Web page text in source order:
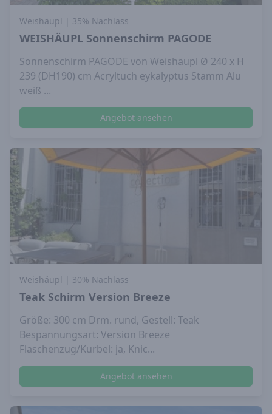
Weishäupl | 35% Nachlass
WEISHÄUPL Sonnenschirm PAGODE
Sonnenschirm PAGODE von Weishäupl Ø 240 x H
239 (DH190) cm Acryltuch eykalyptus Stamm Alu
weiß ...
Angebot ansehen
Weishäupl | 30% Nachlass
Teak Schirm Version Breeze
Größe: 300 cm Drm. rund, Gestell: Teak
Bespannungsart: Version Breeze
Flaschenzug/Kurbel: ja, Knic...
Angebot ansehen